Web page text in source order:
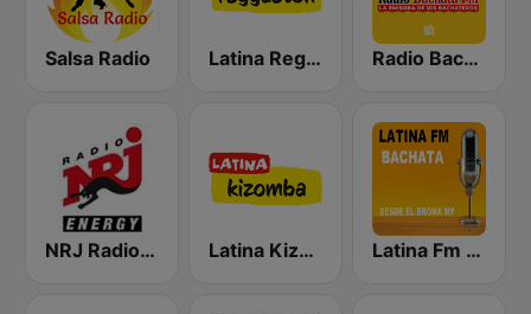
Salsa Radio Latina Reggaeton Radio Bachata
NRJ Radio ENERGY Latina Kizomba Latina Fm Bachata